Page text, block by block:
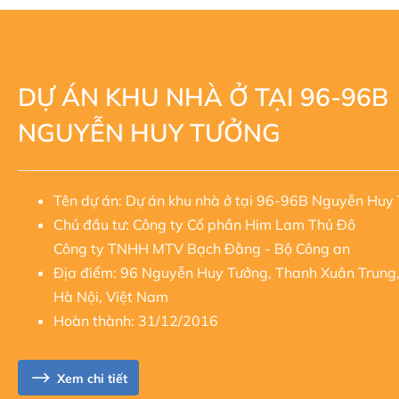
DỰ ÁN KHU NHÀ Ở TẠI 96-96B
NGUYỄN HUY TƯỞNG
Tên dự án: Dự án khu nhà ở tại 96-96B Nguyễn Huy
Chủ đầu tư: Công ty Cổ phần Him Lam Thủ Đô
Công ty TNHH MTV Bạch Đằng - Bộ Công an
Địa điểm: 96 Nguyễn Huy Tưởng, Thanh Xuân
Hà Nội, Việt Nam
Hoàn thành: 31/12/2016
Xem chi tiết
DỰ ÁN NHÀ Ở XÃ HỘI THƯỢNG
THANH
Tên dự án: Dự án Nhà ở Xã hội Thượng Thanh
Chủ đầu tư: Công ty Cổ phần Him Lam Thủ đô
Địa điểm: Phường Thượng Thanh, Quận Long Biên,
Nội
Loại hình: Nhà ở Xã hội
Quy mô: 6ha. Gồm 44 căn liền kề và 1980 căn hộ
Thời gian hoàn thành dự kiến: Tiến độ 31/12/2022